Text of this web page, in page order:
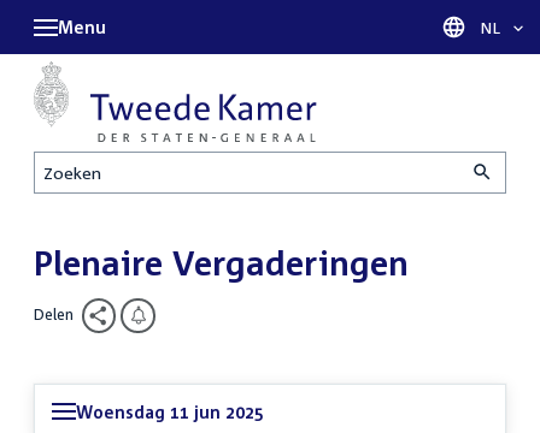
Zoeken
Menu Taal
NL
Plenaire Vergaderingen
Delen
Woensdag 11 jun 2025